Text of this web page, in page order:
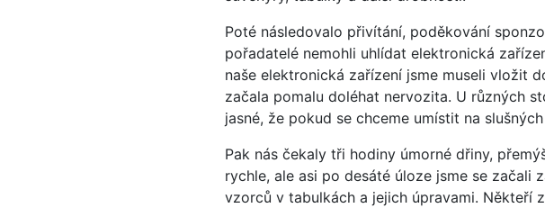
Poté následovalo přivítání, poděkování
pořadatelé nemohli uhlídat elektronická
naše elektronická zařízení jsme museli vložit
začala pomalu doléhat nervozita. U různých
jasné, že pokud se chceme umístit na
Pak nás čekaly tři hodiny úmorné dřiny,
rychle, ale asi po desáté úloze jsme se začali
vzorců v tabulkách a jejich úpravami. Někteří